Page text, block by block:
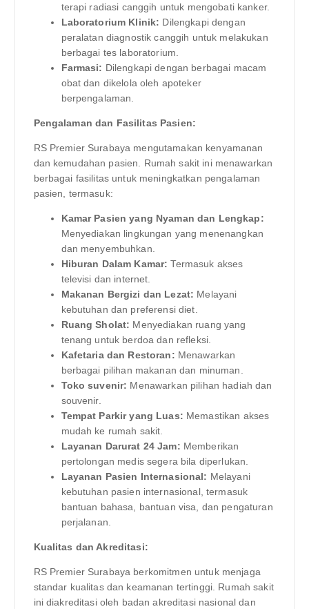
terapi radiasi canggih untuk mengobati kanker.
Laboratorium Klinik: Dilengkapi dengan
peralatan diagnostik canggih untuk melakukan
berbagai tes laboratorium.
Farmasi: Dilengkapi dengan berbagai macam
obat dan dikelola oleh apoteker
berpengalaman.
Pengalaman dan Fasilitas Pasien:
RS Premier Surabaya mengutamakan kenyamanan
dan kemudahan pasien. Rumah sakit ini menawarkan
berbagai fasilitas untuk meningkatkan pengalaman
pasien, termasuk:
Kamar Pasien yang Nyaman dan Lengkap:
Menyediakan lingkungan yang menenangkan
dan menyembuhkan.
Hiburan Dalam Kamar: Termasuk akses
televisi dan internet.
Makanan Bergizi dan Lezat: Melayani
kebutuhan dan preferensi diet.
Ruang Sholat: Menyediakan ruang yang
tenang untuk berdoa dan refleksi.
Kafetaria dan Restoran: Menawarkan
berbagai pilihan makanan dan minuman.
Toko suvenir: Menawarkan pilihan hadiah dan
souvenir.
Tempat Parkir yang Luas: Memastikan akses
mudah ke rumah sakit.
Layanan Darurat 24 Jam: Memberikan
pertolongan medis segera bila diperlukan.
Layanan Pasien Internasional: Melayani
kebutuhan pasien internasional, termasuk
bantuan bahasa, bantuan visa, dan pengaturan
perjalanan.
Kualitas dan Akreditasi:
RS Premier Surabaya berkomitmen untuk menjaga
standar kualitas dan keamanan tertinggi. Rumah sakit
ini diakreditasi oleh badan akreditasi nasional dan